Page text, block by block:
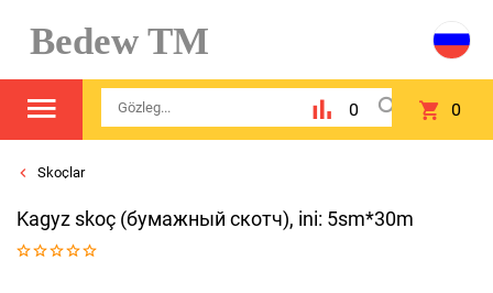
Bedew TM
0 0
Skoçlar
Kagyz skoç (бумажный скотч), ini: 5sm*30m